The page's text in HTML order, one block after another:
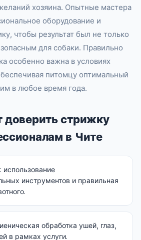
хозяина. Опытные мастера
оборудование и
чтобы результат был не только
для собаки. Правильно
особенно важна в условиях
питомцу оптимальный
в любое время года.
доверить стрижку
в Чите
использование
инструментов и правильная
обработка ушей, глаз,
в рамках услуги.